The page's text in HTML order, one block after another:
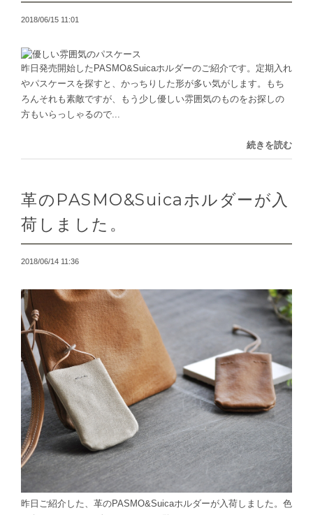
2018/06/15 11:01
昨日発売開始したPASMO&Suicaホルダーのご紹介です。定期入れ
やパスケースを探すと、かっちりした形が多い気がします。もち
ろんそれも素敵ですが、もう少し優しい雰囲気のものをお探しの
方もいらっしゃるので...
続きを読む
革のPASMO&Suicaホルダーが入
荷しました。
2018/06/14 11:36
昨日ご紹介した、革のPASMO&Suicaホルダーが入荷しました。色